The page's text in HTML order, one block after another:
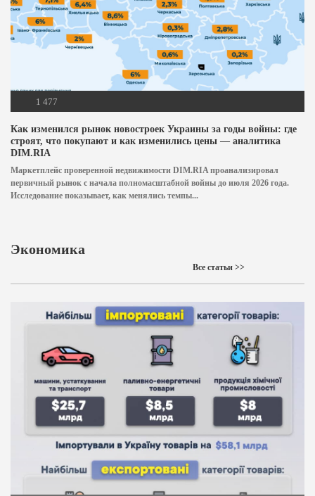
1 477
Как изменился рынок новостроек Украины за годы войны: где
строят, что покупают и как изменились цены — аналитика
DIM.RIA
Маркетплейс проверенной недвижимости DIM.RIA проанализировал
первичный рынок с начала полномасштабной войны до июля 2026 года.
Исследование показывает, как менялись темпы...
Экономика
Все статьи >>